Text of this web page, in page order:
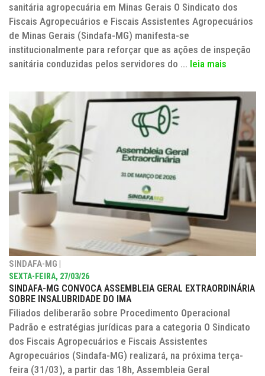
sanitária agropecuária em Minas Gerais O Sindicato dos
Fiscais Agropecuários e Fiscais Assistentes Agropecuários
de Minas Gerais (Sindafa-MG) manifesta-se
institucionalmente para reforçar que as ações de inspeção
sanitária conduzidas pelos servidores do ... leia mais
SINDAFA-MG |
SEXTA-FEIRA, 27/03/26
SINDAFA-MG CONVOCA ASSEMBLEIA GERAL EXTRAORDINÁRIA
SOBRE INSALUBRIDADE DO IMA
Filiados deliberarão sobre Procedimento Operacional
Padrão e estratégias jurídicas para a categoria O Sindicato
dos Fiscais Agropecuários e Fiscais Assistentes
Agropecuários (Sindafa-MG) realizará, na próxima terça-
feira (31/03), a partir das 18h, Assembleia Geral